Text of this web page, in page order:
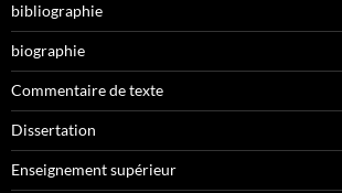
bibliographie
biographie
Commentaire de texte
Dissertation
Enseignement supérieur